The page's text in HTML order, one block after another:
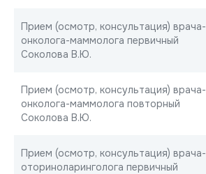
Прием (осмотр, консультация) врача-
онколога-маммолога первичный
Соколова В.Ю.
Прием (осмотр, консультация) врача-
онколога-маммолога повторный
Соколова В.Ю.
Прием (осмотр, консультация) врача-
оториноларинголога первичный